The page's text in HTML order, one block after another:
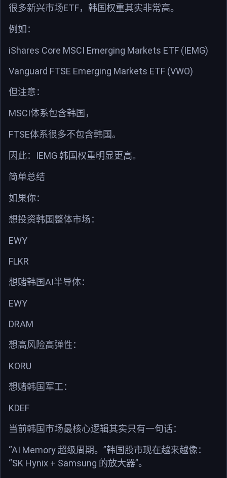
很多新兴市场ETF，韩国权重其实非常高。
例如：
iShares Core MSCI Emerging Markets ETF (IEMG)
Vanguard FTSE Emerging Markets ETF (VWO)
但注意：
MSCI体系包含韩国，
FTSE体系很多不包含韩国。
因此： IEMG 韩国权重明显更高。
简单总结
如果你：
想投资韩国整体市场：
EWY
FLKR
想赌韩国AI半导体：
EWY
DRAM
想高风险高弹性：
KORU
想赌韩国军工：
KDEF
当前韩国市场最核心逻辑其实只有一句话：
“AI Memory 超级周期。 ”韩国股市现在越来越像：
“SK Hynix + Samsung 的放大器”。